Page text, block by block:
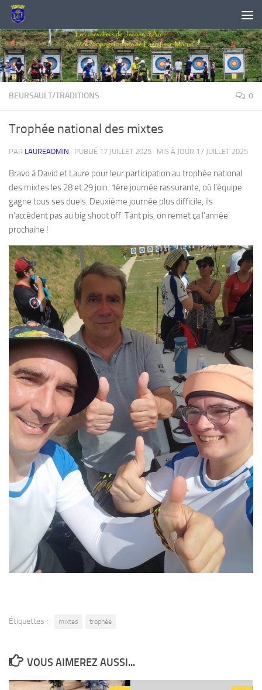
Skip to content
BEURSAULT/TRADITIONS 0
Trophée national des mixtes
PAR LAUREADMIN · PUBLIÉ 17 JUILLET 2025 · MIS À JOUR 17 JUILLET 2025
Bravo à David et Laure pour leur participation au trophée national
des mixtes les 28 et 29 juin. 1ère journée rassurante, où l’équipe
gagne tous ses duels. Deuxième journée plus difficile, ils
n’accèdent pas au big shoot off. Tant pis, on remet ça l’année
prochaine !
Étiquettes : mixtes trophée
VOUS AIMEREZ AUSSI...